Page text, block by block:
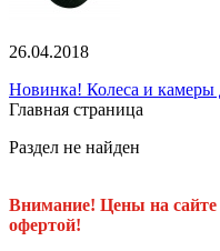
26.04.2018
Новинка! Колеса и камеры
Главная страница
Раздел не найден
Внимание! Цены на
офертой!